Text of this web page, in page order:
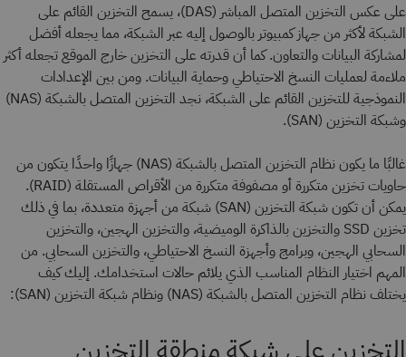
على عكس التخزين المتصل المباشر (DAS)، يسمح التخزين القائم على
الشبكة لأكثر من جهاز كمبيوتر بالوصول إليه عبر الشبكة، مما يجعله أفضل
لمشاركة البيانات والتعاون. كما أن قدرته على التخزين خارج الموقع تجعله أكثر
ملاءمة لعمليات النسخ الاحتياطي وحماية البيانات. ومن بين الإعدادات
النموذجية للتخزين القائم على الشبكة، نجد التخزين المتصل بالشبكة (NAS)
وشبكة التخزين (SAN).
غالبًا ما يكون نظام التخزين المتصل بالشبكة (NAS) جهازًا واحدًا يتكون من
حاويات تخزين متكررة أو مصفوفة متكررة من الأقراص المستقلة (RAID).
يمكن أن تكون شبكة التخزين (SAN) شبكة من أجهزة متعددة، بما في ذلك
تخزين SSD والتخزين بالذاكرة الوميضية، والتخزين الهجين، والتخزين
السحابي الهجين، وبرامج وأجهزة النسخ الاحتياطي، والتخزين السحابي. من
المهم اختيار النظام المناسب الذي يلائم حالات استخدامك. إليك كيف
يختلف نظام التخزين المتصل بالشبكة (NAS) ونظام شبكة التخزين (SAN):